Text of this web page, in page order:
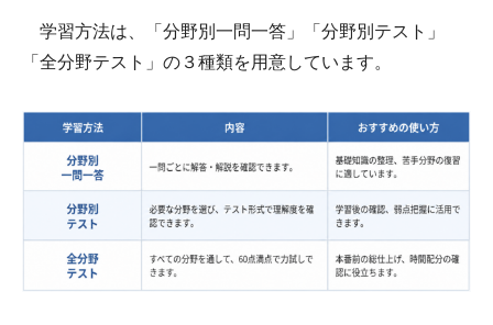
学習方法は、「分野別一問一答」「分野別テスト」
「全分野テスト」の３種類を用意しています。